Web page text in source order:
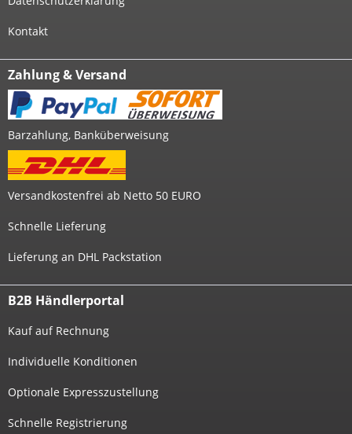
Kontakt
Zahlung & Versand
Barzahlung, Banküberweisung
Versandkostenfrei ab Netto 50 EURO
Schnelle Lieferung
Lieferung an DHL Packstation
B2B Händlerportal
Kauf auf Rechnung
Individuelle Konditionen
Optionale Expresszustellung
Schnelle Registrierung